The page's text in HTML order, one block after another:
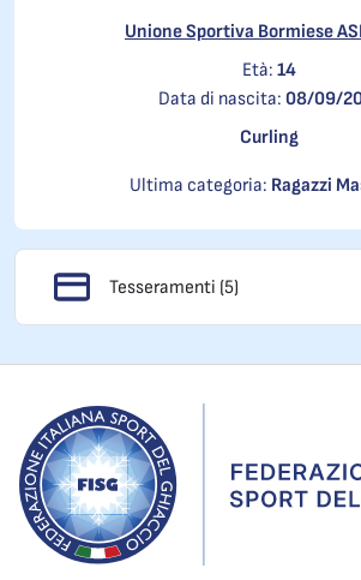
Unione Sportiva Bormiese
Età: 14
Data di nascita: 08/09/
Curling
Ultima categoria: Ragazzi
Tesseramenti (5)